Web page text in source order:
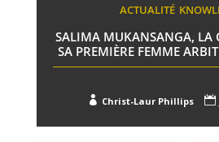
ACTUALITÉ
SALIMA MUKANSANGA, LA
SA PREMIÈRE FEMME
 Christ-Laur Phillips 